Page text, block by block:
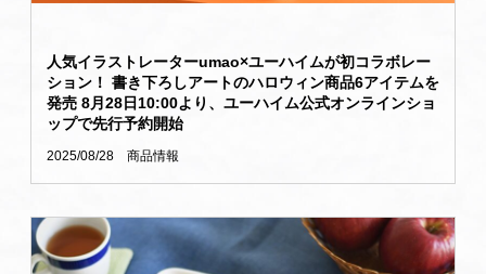
人気イラストレーターumao×ユーハイムが初コラボレー
ション！ 書き下ろしアートのハロウィン商品6アイテムを
発売 8月28日10:00より、ユーハイム公式オンラインショ
ップで先行予約開始
2025/08/28 商品情報